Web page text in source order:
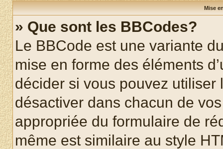
Mise
» Que sont les BBCodes?
Le BBCode est une variante
mise en forme des éléments
décider si vous pouvez
désactiver dans chacun de
appropriée du formulaire de
même est similaire au style